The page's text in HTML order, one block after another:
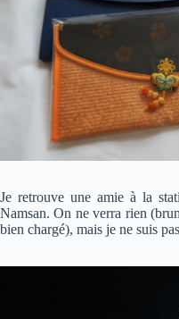
Je retrouve une amie à la
Namsan. On ne verra rien
bien chargé), mais je ne suis